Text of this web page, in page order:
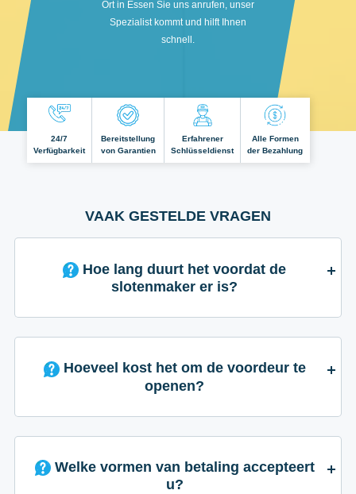
Ort in Essen Sie uns anrufen, unser
Spezialist kommt und hilft Ihnen
schnell.
24/7
Verfügbarkeit
Bereitstellung
von Garantien
Erfahrener
Schlüsseldienst
Alle Formen
der Bezahlung
VAAK GESTELDE VRAGEN
slotenmaker er is?
Hoeveel kost het om de voordeur te
openen?
Welke vormen van betaling accepteert
u?